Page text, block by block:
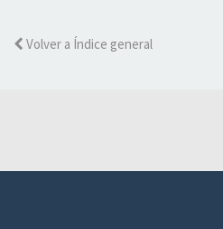
Volver a Índice general